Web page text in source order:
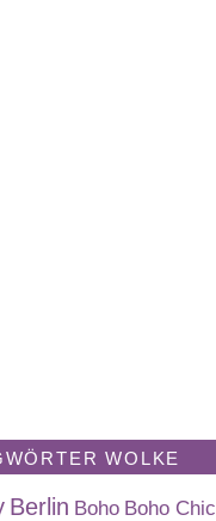
WOLKE
Berlin Boho Boho Chic